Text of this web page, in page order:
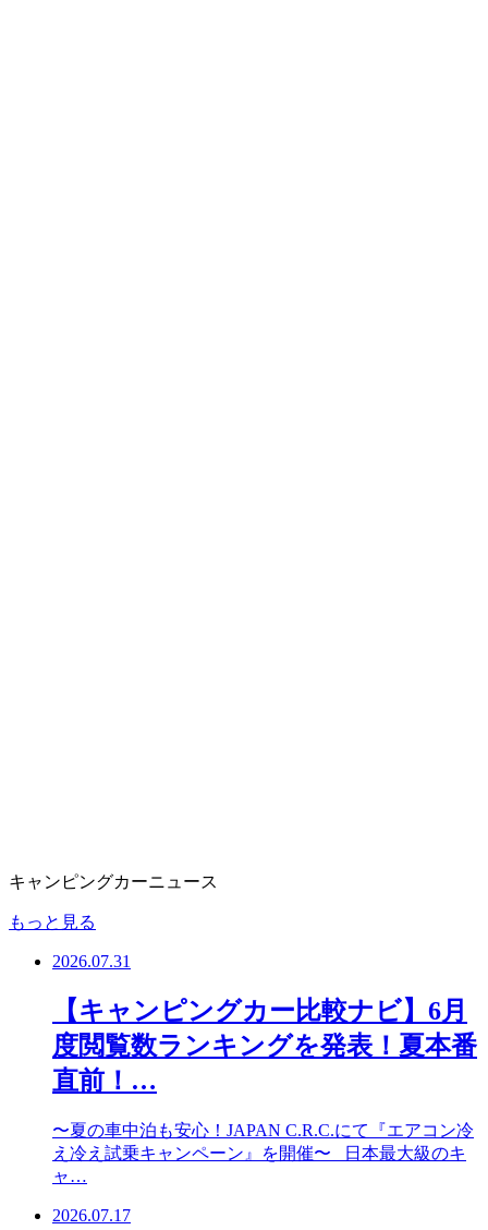
キャンピングカーニュース
もっと見る
2026.07.31
【キャンピングカー比較ナビ】6月
度閲覧数ランキングを発表！夏本番
直前！…
〜夏の車中泊も安心！JAPAN C.R.C.にて『エアコン冷
え冷え試乗キャンペーン』を開催〜 日本最大級のキ
ャ…
2026.07.17